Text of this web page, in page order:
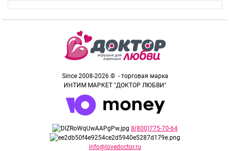
Since 2008-2026 © - торговая марка
ИНТИМ МАРКЕТ "ДОКТОР ЛЮБВИ"
8(800)775-70-64
info@lovedoctor.ru